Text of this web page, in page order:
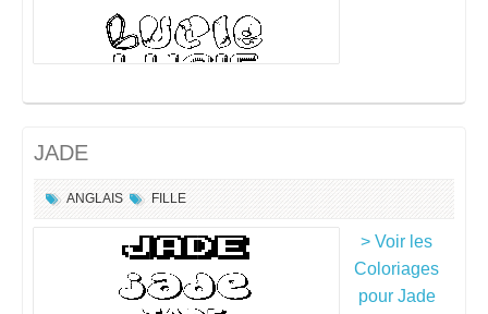
JADE
ANGLAIS FILLE
> Voir les
Coloriages
pour Jade